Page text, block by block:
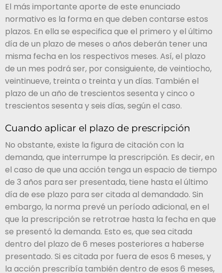
El más importante aporte de este enunciado
normativo es la forma en que deben contarse estos
plazos. En ella se especifica que el primero y el último
día de un plazo de meses o años deberán tener una
misma fecha en los respectivos meses. Así, el plazo
de un mes podrá ser, por consiguiente, de veintiocho,
veintinueve, treinta o treinta y un días. También el
plazo de un año de trescientos sesenta y cinco o
trescientos sesenta y seis días, según el caso.
Cuando aplicar el plazo de prescripción
No obstante, existe la figura de citación con la
demanda, que interrumpe la prescripción. Es decir, en
el caso de que una acción tenga un espacio de tiempo
de 3 años para ser presentada, tiene hasta el último
día de ese plazo para ser citada al demandado. Sin
embargo, la norma prevé un período adicional, en el
que la prescripción se retrotrae hasta la fecha en que
se presentó la demanda. Esto es, que sea citada
dentro del plazo de 6 meses posteriores a haberse
presentado. Si es citada por fuera de esos 6 meses, y
la acción prescribía también dentro de esos 6 meses,